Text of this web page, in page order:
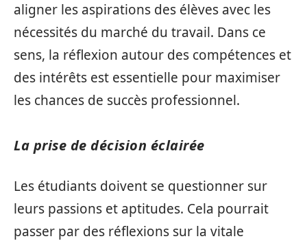
aligner les aspirations des élèves avec les
nécessités du marché du travail. Dans ce
sens, la réflexion autour des compétences et
des intérêts est essentielle pour maximiser
les chances de succès professionnel.
La prise de décision éclairée
Les étudiants doivent se questionner sur
leurs passions et aptitudes. Cela pourrait
passer par des réflexions sur la vitale